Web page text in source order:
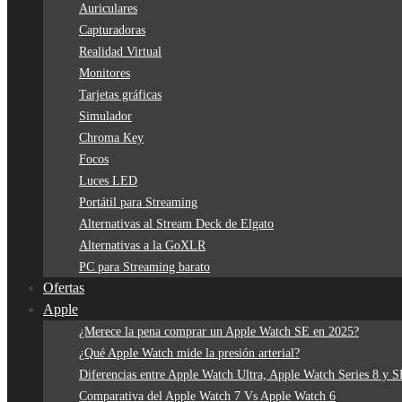
Auriculares
Capturadoras
Realidad Virtual
Monitores
Tarjetas gráficas
Simulador
Chroma Key
Focos
Luces LED
Portátil para Streaming
Alternativas al Stream Deck de Elgato
Alternativas a la GoXLR
PC para Streaming barato
Ofertas
Apple
¿Merece la pena comprar un Apple Watch SE en 2025?
¿Qué Apple Watch mide la presión arterial?
Diferencias entre Apple Watch Ultra, Apple Watch Series 8 y
Comparativa del Apple Watch 7 Vs Apple Watch 6